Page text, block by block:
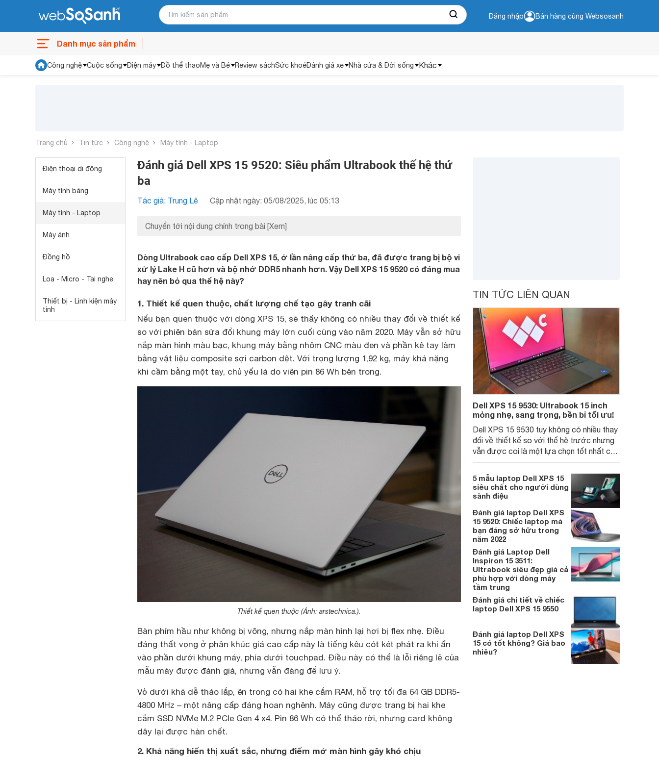
Đăng nhập Bán hàng cùng Websosanh
Danh mục sản phẩm
Công nghệ Cuộc sống Điện máy Đồ thể thaoMẹ và Bé Review sáchSức khoẻĐánh giá xe Nhà cửa & Đời sống Khác
Trang chủ Tin tức Công nghệ Máy tính - Laptop
Điện thoại di động
Máy tính bảng
Máy tính - Laptop
Máy ảnh
Đồng hồ
Loa - Micro - Tai nghe
Thiết bị - Linh kiện máy
tính
Đánh giá Dell XPS 15 9520: Siêu phẩm Ultrabook thế hệ thứ
ba
Tác giả: Trung Lê Cập nhật ngày: 05/08/2025, lúc 05:13
Chuyển tới nội dung chính trong bài [Xem]
Dòng Ultrabook cao cấp Dell XPS 15, ở lần nâng cấp thứ ba, đã được trang bị bộ vi
xử lý Lake H cũ hơn và bộ nhớ DDR5 nhanh hơn. Vậy Dell XPS 15 9520 có đáng mua
hay nên bỏ qua thế hệ này?
1. Thiết kế quen thuộc, chất lượng chế tạo gây tranh cãi
Nếu bạn quen thuộc với dòng XPS 15, sẽ thấy không có nhiều thay đổi về thiết kế
so với phiên bản sửa đổi khung máy lớn cuối cùng vào năm 2020. Máy vẫn sở hữu
nắp màn hình màu bạc, khung máy bằng nhôm CNC màu đen và phần kê tay làm
bằng vật liệu composite sợi carbon dệt. Với trọng lượng 1,92 kg, máy khá nặng
khi cầm bằng một tay, chủ yếu là do viên pin 86 Wh bên trong.
Thiết kế quen thuộc (Ảnh: arstechnica.).
Bàn phím hầu như không bị võng, nhưng nắp màn hình lại hơi bị flex nhẹ. Điều
đáng thất vọng ở phân khúc giá cao cấp này là tiếng kêu cót két phát ra khi ấn
vào phần dưới khung máy, phía dưới touchpad. Điều này có thể là lỗi riêng lẻ của
mẫu máy được đánh giá, nhưng vẫn đáng để lưu ý.
Vỏ ​​dưới khá dễ tháo lắp, ên trong có hai khe cắm RAM, hỗ trợ tối đa 64 GB DDR5-
4800 MHz – một nâng cấp đáng hoan nghênh. Máy cũng được trang bị hai khe
cắm SSD NVMe M.2 PCIe Gen 4 x4. Pin 86 Wh có thể tháo rời, nhưng card không
dây lại được hàn chết.
2. Khả năng hiển thị xuất sắc, nhưng điểm mở màn hình gây khó chịu
TIN TỨC LIÊN QUAN
Dell XPS 15 9530: Ultrabook 15 inch
mỏng nhẹ, sang trọng, bền bỉ tối ưu!
Dell XPS 15 9530 tuy không có nhiều thay
đổi về thiết kế so với thế hệ trước nhưng
vẫn được coi là một lựa chọn tốt nhất cho
những ai muốn sở hữu một chiếc
Ultrabook sang trọng, bền bỉ và tối ưu.
5 mẫu laptop Dell XPS 15
siêu chất cho người dùng
sành điệu
Đánh giá laptop Dell XPS
15 9520: Chiếc laptop mà
bạn đáng sở hữu trong
năm 2022
Đánh giá Laptop Dell
Inspiron 15 3511:
Ultrabook siêu đẹp giá cả
phù hợp với dòng máy
tầm trung
Đánh giá chi tiết về chiếc
laptop Dell XPS 15 9550
Đánh giá laptop Dell XPS
15 có tốt không? Giá bao
nhiêu?